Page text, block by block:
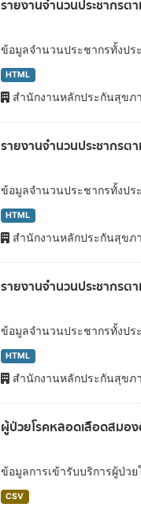
รายงานจำนวนประชากรต
ข้อมูลจำนวนประชากรทั้งปร
HTML
สำนักงานหลักประกันสุขภ
รายงานจำนวนประชากรต
ข้อมูลจำนวนประชากรทั้งปร
HTML
สำนักงานหลักประกันสุขภ
รายงานจำนวนประชากรต
ข้อมูลจำนวนประชากรทั้งปร
HTML
สำนักงานหลักประกันสุขภ
ผู้ป่วยโรคหลอดเลือดสมอ
ข้อมูลการเข้ารับบริการผู้ป่ว
CSV